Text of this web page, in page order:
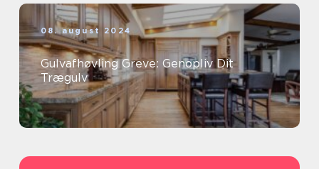
08. august 2024
Gulvafhøvling Greve: Genopliv Dit
Trægulv